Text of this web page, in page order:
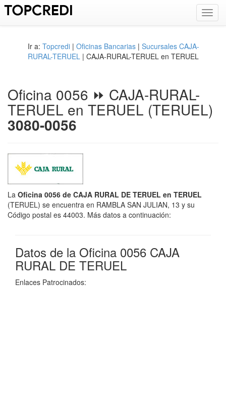
Ir a: Topcredi | Oficinas Bancarias | Sucursales CAJA-
RURAL-TERUEL | CAJA-RURAL-TERUEL en TERUEL
Oficina 0056 ⏩ CAJA-RURAL-
TERUEL en TERUEL (TERUEL)
3080-0056
La Oficina 0056 de CAJA RURAL DE TERUEL en TERUEL
(TERUEL) se encuentra en RAMBLA SAN JULIAN, 13 y su
Código postal es 44003. Más datos a continuación:
Datos de la Oficina 0056 CAJA
RURAL DE TERUEL
Enlaces Patrocinados: